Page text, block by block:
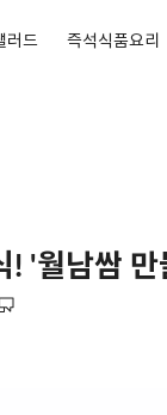
러드 즉석식품요리
! '월남쌈 만